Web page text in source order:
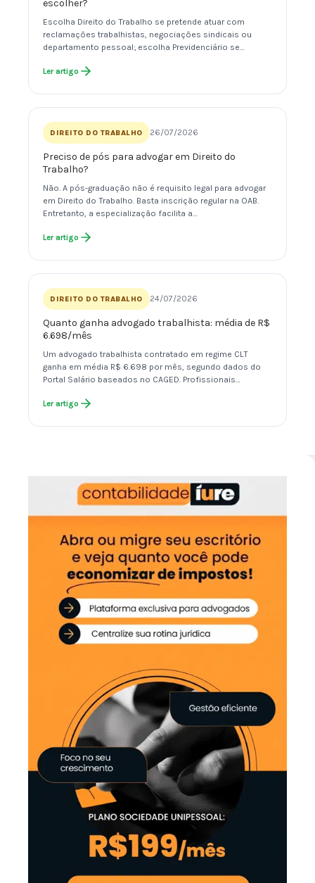
escolher?
Escolha Direito do Trabalho se pretende atuar com
reclamações trabalhistas, negociações sindicais ou
departamento pessoal; escolha Previdenciário se…
Ler artigo
DIREITO DO TRABALHO 26/07/2026
Preciso de pós para advogar em Direito do
Trabalho?
Não. A pós-graduação não é requisito legal para advogar
em Direito do Trabalho. Basta inscrição regular na OAB.
Entretanto, a especialização facilita a…
Ler artigo
DIREITO DO TRABALHO 24/07/2026
Quanto ganha advogado trabalhista: média de R$
6.698/mês
Um advogado trabalhista contratado em regime CLT
ganha em média R$ 6.698 por mês, segundo dados do
Portal Salário baseados no CAGED. Profissionais…
Ler artigo